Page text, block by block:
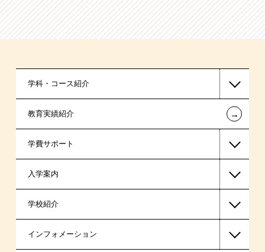
学科・コース紹介
公認会計士・税理士系
ビジネス系
東京経営大学 学士取得コース
教育実績紹介 ←
学費サポート
高等教育の修学支援新制度
日本学生支援機構の奨学金
国の教育ローン
入学案内
一般入学
AO入学
学校紹介
在校生からあなたへ
インフォメーション